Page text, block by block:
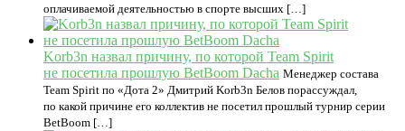
оплачиваемой деятельностью в спорте высших […]
Korb3n назвал причину, по которой Team Spirit
не посетила прошлую BetBoom Dacha Менеджер состава
Team Spirit по «Дота 2» Дмитрий Korb3n Белов порассуждал,
по какой причине его коллектив не посетил прошлый турнир серии
BetBoom […]